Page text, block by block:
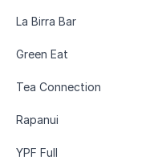
La Birra Bar
Green Eat
Tea Connection
Rapanui
YPF Full